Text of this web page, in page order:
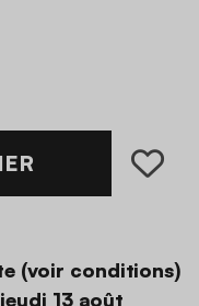
(voir conditions)
jeudi 13 août